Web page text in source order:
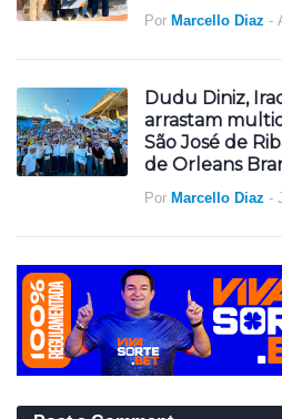
Por Marcello Diaz -
Dudu Diniz,
arrastam
São José de
de Orleans
Por Marcello Diaz -